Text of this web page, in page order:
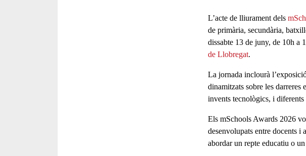
L’acte de lliurament dels
de primària, secundària,
dissabte 13 de juny, de 10h a
de Llobregat.
La jornada inclourà l’
dinamitzats sobre les darreres
invents tecnològics, i diferents
Els mSchools Awards 2026
desenvolupats entre docents i
abordar un repte educatiu o